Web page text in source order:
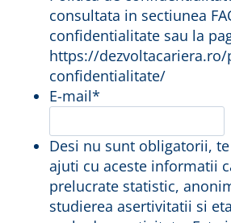
consultata in sectiunea
confidentialitate sau la
https://
confidentialitate/
E-mail*
Desi nu sunt obligatorii,
ajuti cu aceste informatii
prelucrate statistic,
studierea asertivitatii si